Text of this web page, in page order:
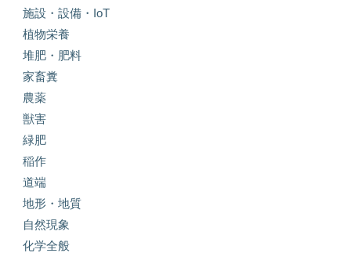
施設・設備・IoT
植物栄養
堆肥・肥料
家畜糞
農薬
獣害
緑肥
稲作
道端
地形・地質
自然現象
化学全般